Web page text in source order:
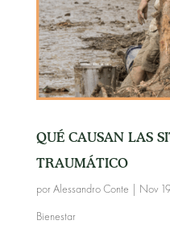
QUÉ CAUSAN LAS
TRAUMÁTICO
por Alessandro Conte Nov
Bienestar